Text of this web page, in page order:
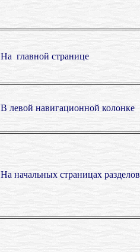
На главной странице
В левой навигационной колонке
На начальных страницах разделов